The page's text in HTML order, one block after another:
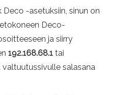
-asetuksiin, sinun on
Deco-
ja siirry
192.168.68.1 tai
valtuutussivulle salasana